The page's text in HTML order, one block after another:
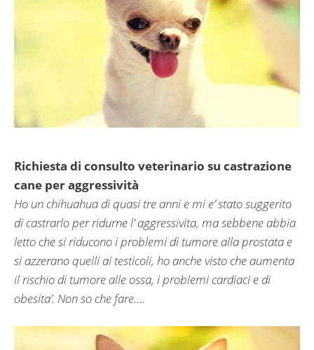
Richiesta di consulto veterinario su castrazione
cane per aggressività
Ho un chihuahua di quasi tre anni e mi e’ stato suggerito
di castrarlo per ridurne l’ aggressivita, ma sebbene abbia
letto che si riducono i problemi di tumore alla prostata e
si azzerano quelli ai testicoli, ho anche visto che aumenta
il rischio di tumore alle ossa, i problemi cardiaci e di
obesita’. Non so che fare….